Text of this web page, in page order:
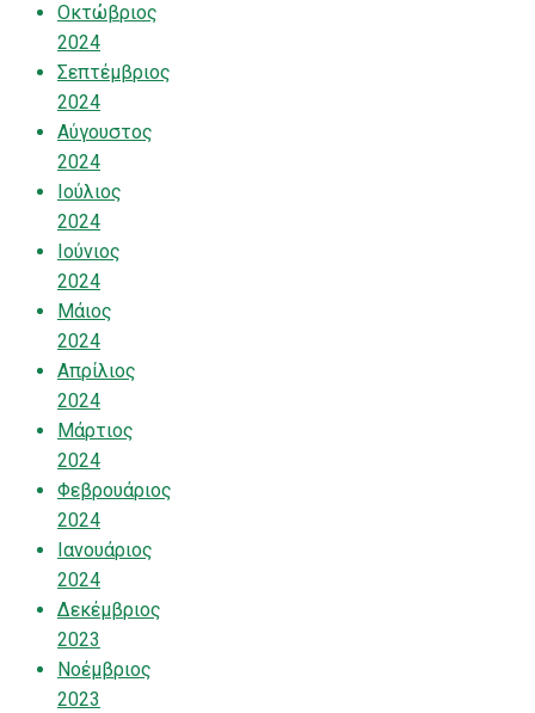
Οκτώβριος
2024
Σεπτέμβριος
2024
Αύγουστος
2024
Ιούλιος
2024
Ιούνιος
2024
Μάιος
2024
Απρίλιος
2024
Μάρτιος
2024
Φεβρουάριος
2024
Ιανουάριος
2024
Δεκέμβριος
2023
Νοέμβριος
2023